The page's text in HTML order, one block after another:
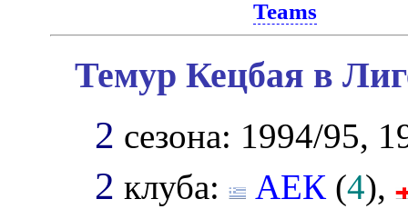
Teams
Темур Кецбая в
2 сезона: 1994/95,
2 клуба: АЕК (4),